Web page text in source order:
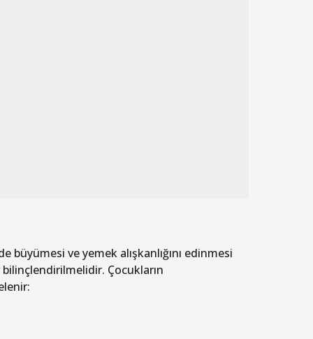
büyümesi ve yemek alışkanlığını edinmesi
Çocukların